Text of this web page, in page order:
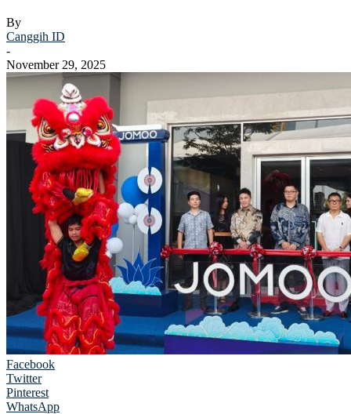
By
Canggih ID
-
November 29, 2025
Facebook
Twitter
Pinterest
WhatsApp